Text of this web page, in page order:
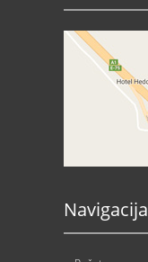
Navigacija